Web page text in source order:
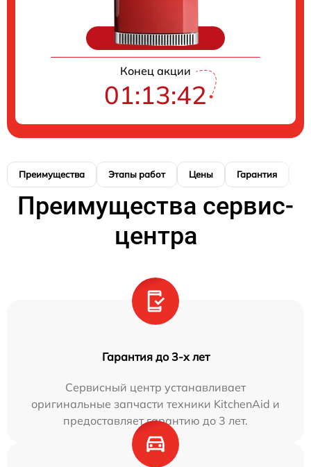
Цены на ремонт
Конец акции
01:13:41
Преимущества Этапы работ Цены Гарантия
Преимущества сервис-
центра
Гарантия до 3-х лет
Сервисный центр устанавливает
оригинальные запчасти техники KitchenAid и
предоставляет гарантию до 3 лет.